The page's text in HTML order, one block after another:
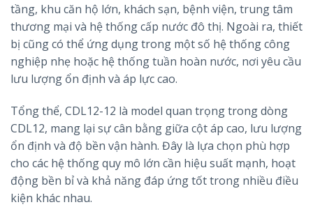
tầng, khu căn hộ lớn, khách sạn, bệnh viện, trung tâm
thương mại và hệ thống cấp nước đô thị. Ngoài ra, thiết
bị cũng có thể ứng dụng trong một số hệ thống công
nghiệp nhẹ hoặc hệ thống tuần hoàn nước, nơi yêu cầu
lưu lượng ổn định và áp lực cao.
Tổng thể, CDL12-12 là model quan trọng trong dòng
CDL12, mang lại sự cân bằng giữa cột áp cao, lưu lượng
ổn định và độ bền vận hành. Đây là lựa chọn phù hợp
cho các hệ thống quy mô lớn cần hiệu suất mạnh, hoạt
động bền bỉ và khả năng đáp ứng tốt trong nhiều điều
kiện khác nhau.